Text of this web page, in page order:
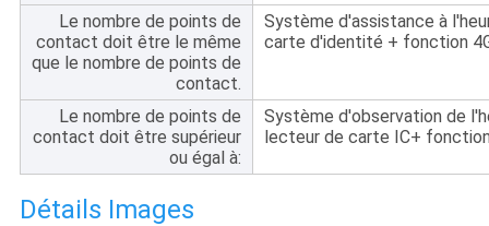
Le nombre de points de
contact doit être le même
que le nombre de points de
contact.
Système d'assistance à
carte d'identité + fonction
Le nombre de points de
contact doit être supérieur
ou égal à:
Système d'observation de
lecteur de carte IC+
Détails Images